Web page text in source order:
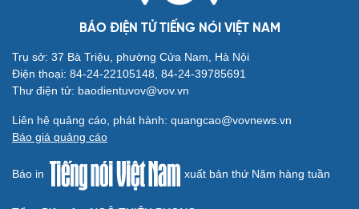
ĐT Việt Nam tập hồi phục chuẩn bị cho bán kết ASEAN
Cup 2026
Hé lộ mục tiêu của đội tuyển nữ Việt Nam ở đấu trường
Tin bóng đá 8-8: Xác định thời điểm ĐT Việt Nam thi đấu
bán kết ASEAN Cup 2026
BÓNG ĐÁ QUỐC TẾ